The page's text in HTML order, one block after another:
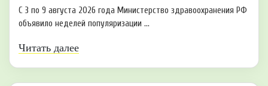
С 3 по 9 августа 2026 года Министерство здравоохранения РФ
объявило неделей популяризации ...
Читать далее